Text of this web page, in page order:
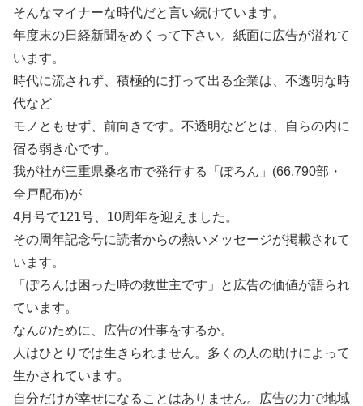
そんなマイナーな時代だと言い続けています。
年度末の日経新聞をめくって下さい。紙面に広告が溢れて
います。
時代に流されず、積極的に打って出る企業は、不透明な時
代など
モノともせず、前向きです。不透明などとは、自らの内に
宿る弱き心です。
我が社が三重県桑名市で発行する「ぽろん」(66,790部・
全戸配布)が
4月号で121号、10周年を迎えました。
その周年記念号に読者からの熱いメッセージが掲載されて
います。
「ぽろんは困った時の救世主です」と広告の価値が語られ
ています。
なんのために、広告の仕事をするか。
人はひとりでは生きられません。多くの人の助けによって
生かされています。
自分だけが幸せになることはありません。広告の力で地域